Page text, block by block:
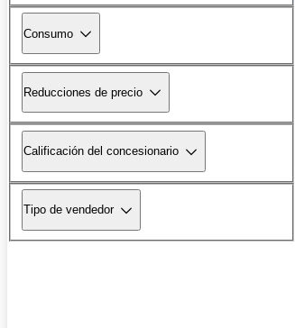
Consumo
Reducciones de precio
Calificación del concesionario
Tipo de vendedor